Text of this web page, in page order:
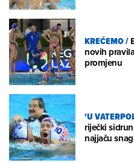
KREĆEMO/
novih
promjenu
'U
riječki
najjaču